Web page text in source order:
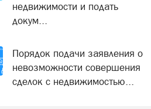
недвижимости и подать
докум...
Порядок подачи заявления о
невозможности совершения
сделок с недвижимостью...